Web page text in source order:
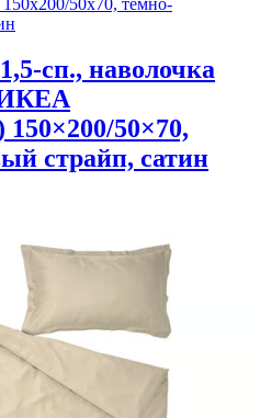
сп., наволочка
50×70,
страйп, сатин